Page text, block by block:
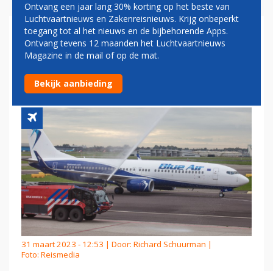
TRANSAVIA KOMT
VLIEGTUIGEN TE KORT IN
MEIVAKANTIE
31 maart 2023 - 12:53 | Door: Richard Schuurman |
Foto: Reismedia
Ontvang een jaar lang 30% korting op het beste van
Luchtvaartnieuws en Zakenreisnieuws. Krijg onbeperkt
toegang tot al het nieuws en de bijbehorende Apps.
Ontvang tevens 12 maanden het Luchtvaartnieuws
Magazine in de mail of op de mat.
Bekijk aanbieding